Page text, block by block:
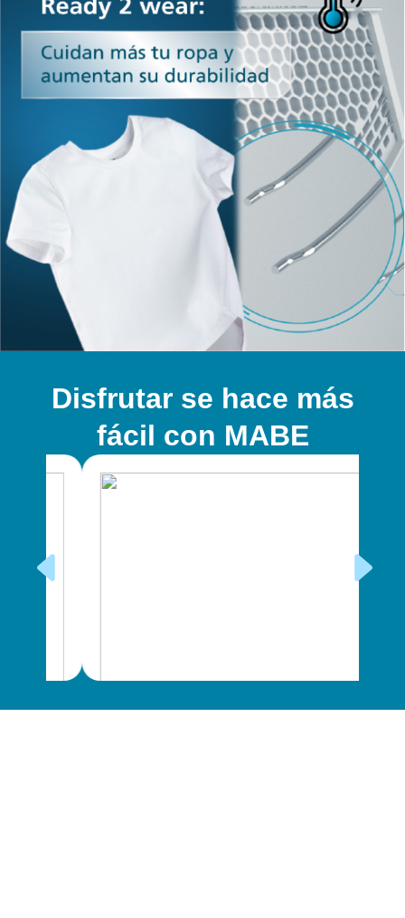
Disfrutar se hace más
fácil con MABE​